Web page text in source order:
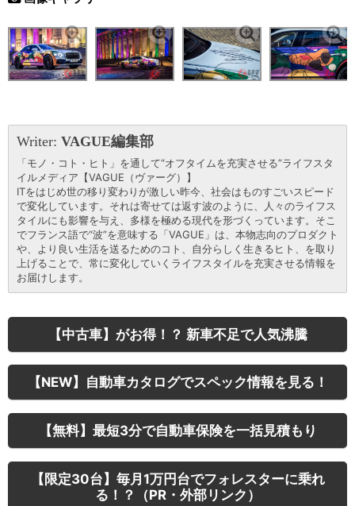
Writer: VAGUE編集部
「モノ・コト・ヒト」を通して“オフタイムを充実させる”ライフスタ
イルメディア【VAGUE（ヴァーグ）】
ITをはじめ世の移り変わりが激しい昨今、社会はものすごいスピード
で変化しています。それは寄せては返す波のように、人々のライフス
タイルにも影響を与え、多様を極める現代を形づくっています。そこ
でフランス語で“波”を意味する「VAGUE」は、本物志向のプロダクト
や、より良い生活を送るためのコト、自分らしく生きるヒト、を取り
上げることで、常に変化していくライフスタイルを充実させる情報を
お届けします。
【中古車】がお得！？ 新車不足で人気沸騰
【NEW】自動車カタログでスペック情報を見る！
【無料】最短3分で自動車保険を一括見積もり
【限定30台】毎月1万円台でフォレスターに乗れ
る！？（PR・外部リンク）